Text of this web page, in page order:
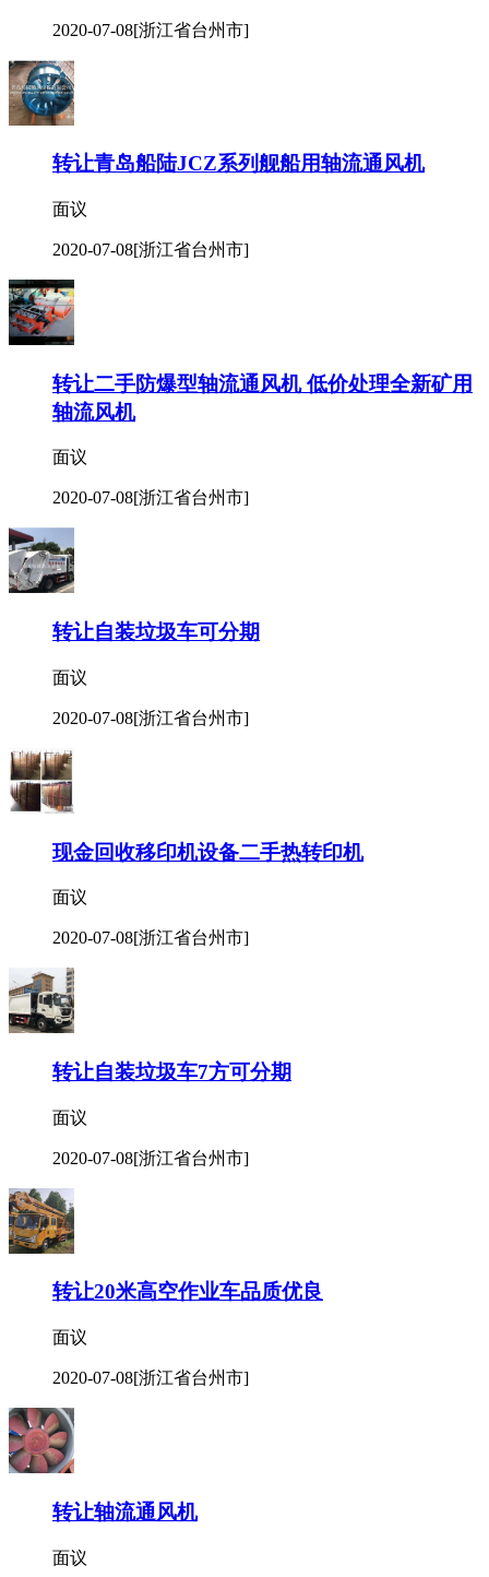
2020-07-08[浙江省台州市]
转让青岛船陆JCZ系列舰船用轴流通风机
面议
2020-07-08[浙江省台州市]
转让二手防爆型轴流通风机 低价处理全新矿用
轴流风机
面议
2020-07-08[浙江省台州市]
转让自装垃圾车可分期
面议
2020-07-08[浙江省台州市]
现金回收移印机设备二手热转印机
面议
2020-07-08[浙江省台州市]
转让自装垃圾车7方可分期
面议
2020-07-08[浙江省台州市]
转让20米高空作业车品质优良
面议
2020-07-08[浙江省台州市]
转让轴流通风机
面议